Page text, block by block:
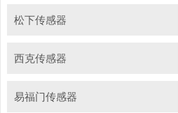
松下传感器
西克传感器
易福门传感器